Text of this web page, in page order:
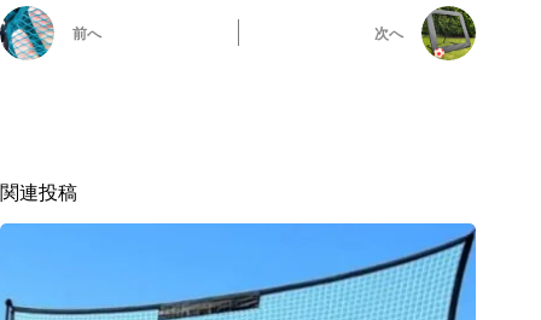
前へ 次へ
関連投稿